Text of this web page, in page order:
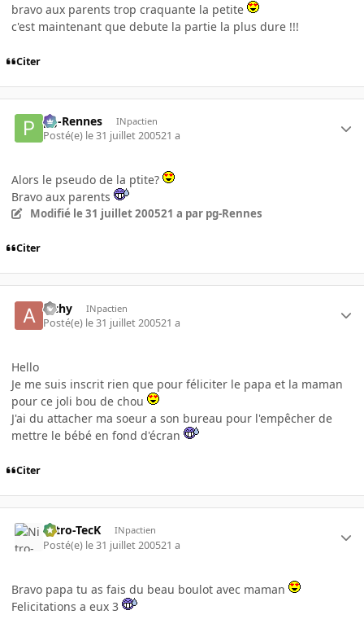
bravo aux parents trop craquante la petite
c'est maintenant que debute la partie la plus dure !!!
Citer
pg-Rennes INpactien
Posté(e) le 31 juillet 200521 a
Alors le pseudo de la ptite?
Bravo aux parents
Modifié le 31 juillet 200521 a par pg-Rennes
Citer
alchy INpactien
Posté(e) le 31 juillet 200521 a
Hello
Je me suis inscrit rien que pour féliciter le papa et la maman
pour ce joli bou de chou
J'ai du attacher ma soeur a son bureau pour l'empêcher de
mettre le bébé en fond d'écran
Citer
Nitro-TecK INpactien
Posté(e) le 31 juillet 200521 a
Bravo papa tu as fais du beau boulot avec maman
Felicitations a eux 3